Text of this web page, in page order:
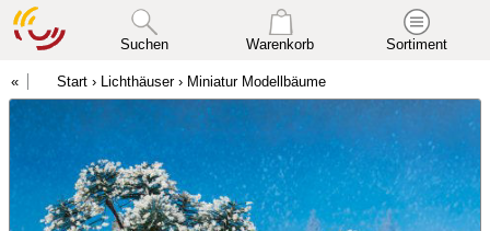
Suchen Warenkorb Sortiment
Start › Lichthäuser› Miniatur Modellbäume